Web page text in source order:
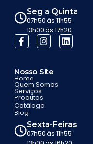
Seg a Quinta
07h50 às 11h55
13h00 às 17h20
Nosso Site
Home
Quem Somos
Serviços
Produtos
Catálogo
Blog
Sexta-Feiras
07h50 às 11h55